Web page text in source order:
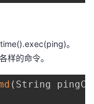
。
样的命令。
( String